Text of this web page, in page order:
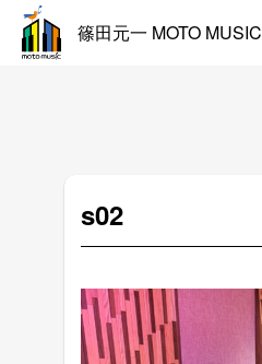
篠田元一 MOTO MUSIC
s02